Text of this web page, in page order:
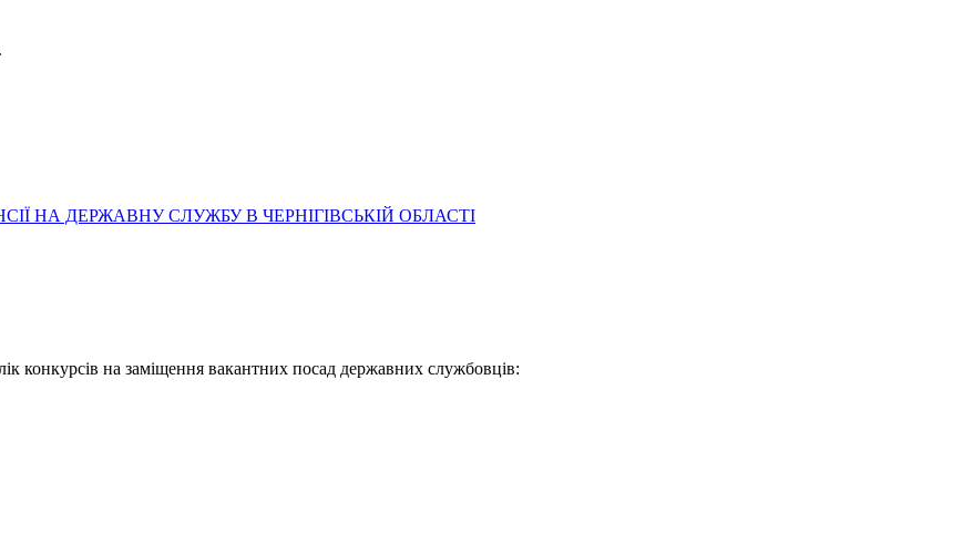
НА ДЕРЖАВНУ СЛУЖБУ В ЧЕРНІГІВСЬКІЙ ОБЛАСТІ
конкурсів на заміщення вакантних посад державних службовців: